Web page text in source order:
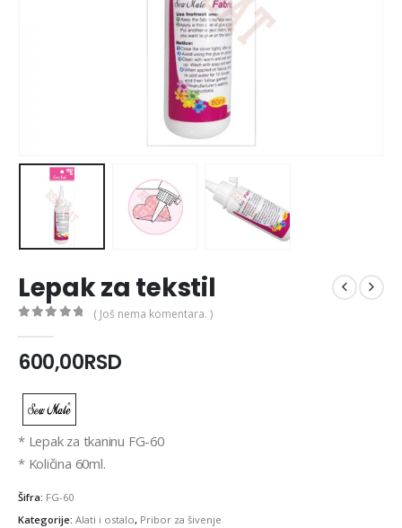
Lepak za tekstil
( Još nema komentara. )
600,00RSD
* Lepak za tkaninu FG-60
* Količina 60ml.
Šifra: FG-60
Kategorije: Alati i ostalo, Pribor za šivenje